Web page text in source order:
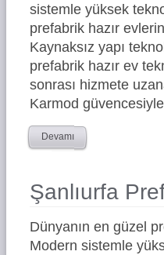
sistemle yüksek
prefabrik hazır
Kaynaksız yapı
prefabrik hazır ev
sonrası hizmete
Karmod
Devamı
Şanlıurfa
Dünyanın en güzel
Modern sistemle